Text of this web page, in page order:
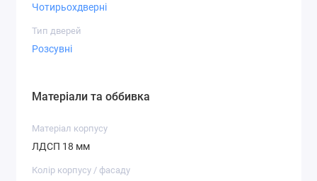
Варіанти фасадів
Чотирьохдверні
Тип дверей
Розсувні
Матеріали та оббивка
Матеріал корпусу
ЛДСП 18 мм
Колір корпусу / фасаду